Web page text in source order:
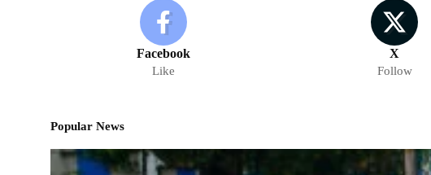
Facebook
Like
X
Follow
Popular News